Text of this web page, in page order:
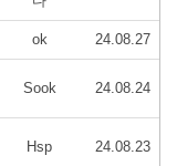
ok 24.08.27
Sook 24.08.24
Hsp 24.08.23